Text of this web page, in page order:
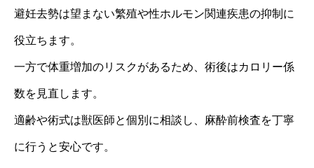
避妊去勢は望まない繁殖や性ホルモン関連疾患の抑制に
役立ちます。
一方で体重増加のリスクがあるため、術後はカロリー係
数を見直します。
適齢や術式は獣医師と個別に相談し、麻酔前検査を丁寧
に行うと安心です。